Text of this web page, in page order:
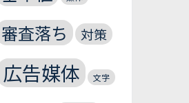
審査落ち 対策
広告媒体 文字